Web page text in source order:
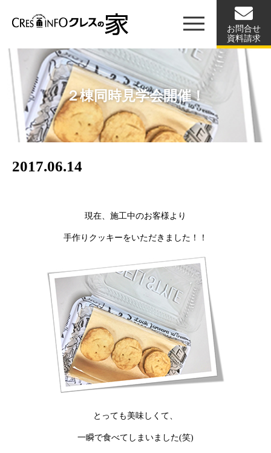
お問合せ
資料請求
２棟同時見学会開催！
2017.06.14
現在、施工中のお客様より
手作りクッキーをいただきました！！
とっても美味しくて、
一瞬で食べてしまいました(笑)